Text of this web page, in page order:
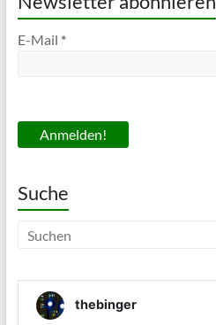
E-Mail *
Suche